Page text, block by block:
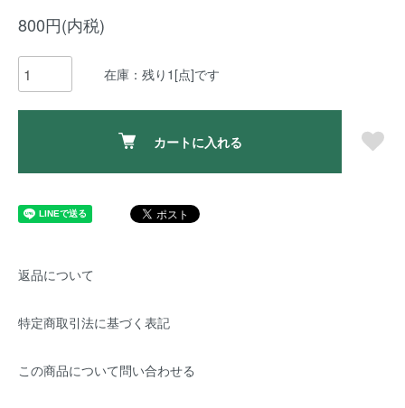
800円(内税)
在庫：残り1[点]です
カートに入れる
返品について
特定商取引法に基づく表記
この商品について問い合わせる